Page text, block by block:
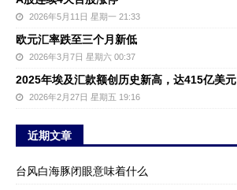
2026年5月11日 星期一 21:33
欧元汇率跌至三个月新低
2026年3月7日 星期六 00:37
2025年埃及汇款额创历史新高，达415亿美元
2026年2月27日 星期五 19:16
近期文章
台风白海豚闭眼意味着什么